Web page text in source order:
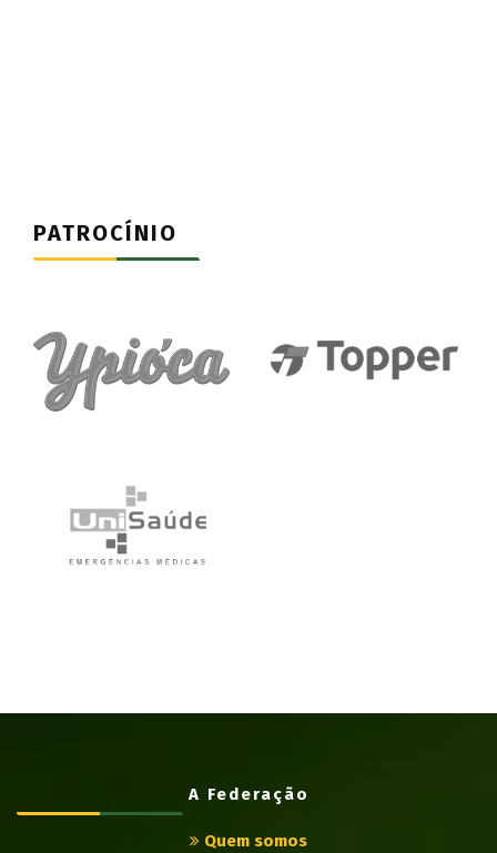
PATROCÍNIO
A Federação
Quem somos